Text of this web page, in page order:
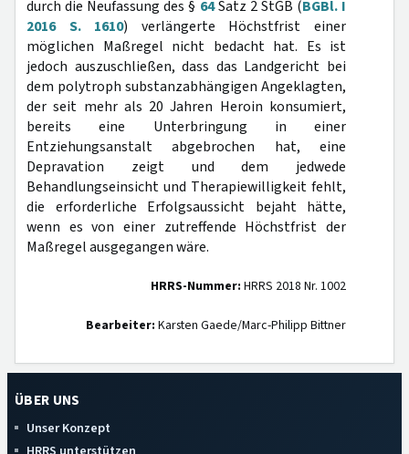
durch die Neufassung des § 64Satz 2 StGB (BGBl. I
2016 S. 1610) verlängerte Höchstfrist einer
möglichen Maßregel nicht bedacht hat. Es ist
jedoch auszuschließen, dass das Landgericht bei
dem polytroph substanzabhängigen Angeklagten,
der seit mehr als 20 Jahren Heroin konsumiert,
bereits eine Unterbringung in einer
Entziehungsanstalt abgebrochen hat, eine
Depravation zeigt und dem jedwede
Behandlungseinsicht und Therapiewilligkeit fehlt,
die erforderliche Erfolgsaussicht bejaht hätte,
wenn es von einer zutreffende Höchstfrist der
Maßregel ausgegangen wäre.
HRRS-Nummer: HRRS 2018 Nr. 1002
Bearbeiter: Karsten Gaede/Marc-Philipp Bittner
ÜBER UNS
Unser Konzept